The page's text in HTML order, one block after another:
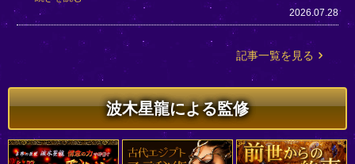
2026.07.28
記事一覧を見る
波木星龍による監修